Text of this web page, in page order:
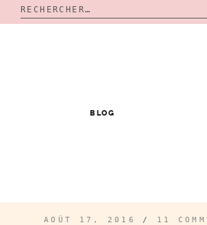
Rechercher :
BLOG
AOÛT 17, 2016 / 11